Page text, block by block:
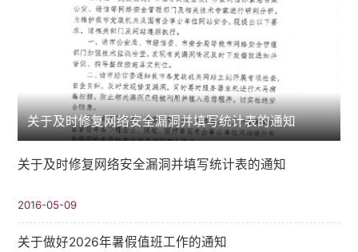
关于及时修复网络安全漏洞并填写统计表的通知
关于及时修复网络安全漏洞并填写统计表的通知
2016-05-09
关于做好2026年暑假值班工作的通知